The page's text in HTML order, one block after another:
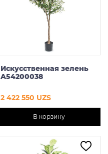
Искусственная зелень
A54200038
2 422 550 UZS
В корзину